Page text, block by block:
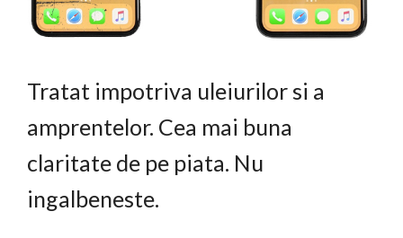
Tratat impotriva uleiurilor si a
amprentelor. Cea mai buna
claritate de pe piata. Nu
ingalbeneste.